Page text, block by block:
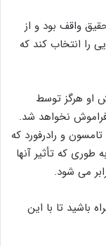
واقف بود و از
را انتخاب کند که
او هرگز توسط
نخواهد شد.
و رادرفورد که
طوری که تأثیر آنها
می شود.
باشید تا با این